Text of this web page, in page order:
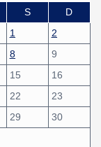
S
D
1
2
8
9
15
16
22
23
29
30